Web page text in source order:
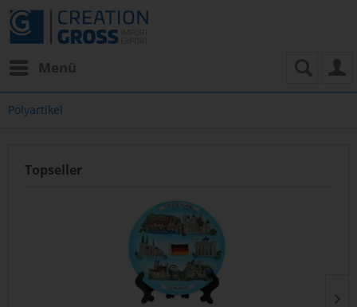
Menü
Polyartikel
Topseller